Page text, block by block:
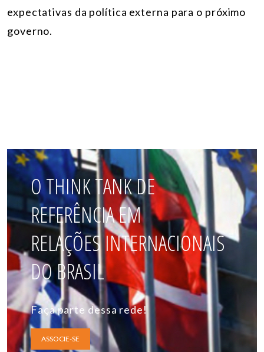
expectativas da política externa para o próximo
governo.
O THINK TANK DE
REFERÊNCIA EM
RELAÇÕES INTERNACIONAIS
DO BRASIL
Faça parte dessa rede!
ASSOCIE-SE